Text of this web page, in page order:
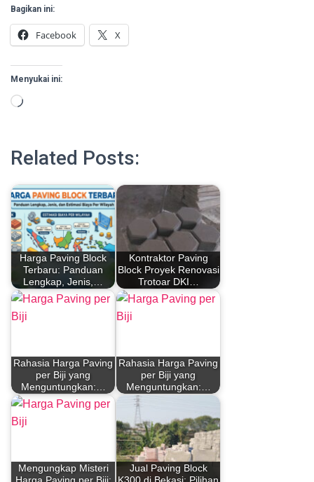
Bagikan ini:
Facebook X
Menyukai ini:
Memuat...
Related Posts:
Harga Paving Block
Terbaru: Panduan
Lengkap, Jenis,…
Kontraktor Paving
Block Proyek Renovasi
Trotoar DKI…
Rahasia Harga Paving
per Biji yang
Menguntungkan:…
Rahasia Harga Paving
per Biji yang
Menguntungkan:…
Mengungkap Misteri
Harga Paving per Biji:
Jual Paving Block
K300 di Bekasi: Pilihan